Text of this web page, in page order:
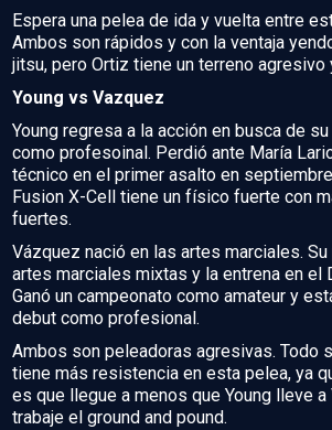
Espera una pelea de ida y vuelta entre
Ambos son rápidos y con la ventaja
jitsu, pero Ortiz tiene un terreno agresivo
Young vs Vazquez
Young regresa a la acción en busca de
como profesoinal. Perdió ante María
técnico en el primer asalto en
Fusion X-Cell tiene un físico fuerte con
fuertes.
Vázquez nació en las artes marciales.
artes marciales mixtas y la entrena en el
Ganó un campeonato como amateur y
debut como profesional.
Ambos son peleadoras agresivas. Todo
tiene más resistencia en esta pelea, ya
es que llegue a menos que Young lleve
trabaje el ground and pound.